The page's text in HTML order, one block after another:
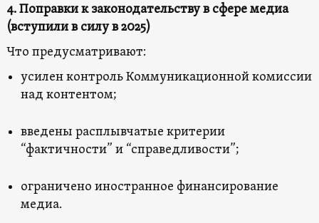
4. Поправки к законодательству в сфере медиа
(вступили в силу в 2025)
Что предусматривают:
усилен контроль Коммуникационной комиссии
над контентом;
введены расплывчатые критерии
“фактичности” и “справедливости”;
ограничено иностранное финансирование
медиа.